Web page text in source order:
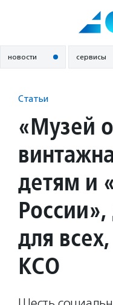
новости сервисы
Статьи
«Музей
детям и
для
КСО